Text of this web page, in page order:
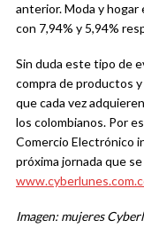
anterior. Moda y hogar
con 7,94% y 5,94%
Sin duda este tipo de
compra de productos
que cada vez
los colombianos. Por
Comercio Electrónico
próxima jornada que
Imagen: mujeres